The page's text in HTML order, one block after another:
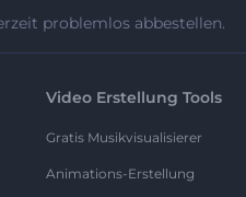
problemlos abbestellen.
Video Erstellung Tools
Gratis Musikvisualisierer
Animations-Erstellung